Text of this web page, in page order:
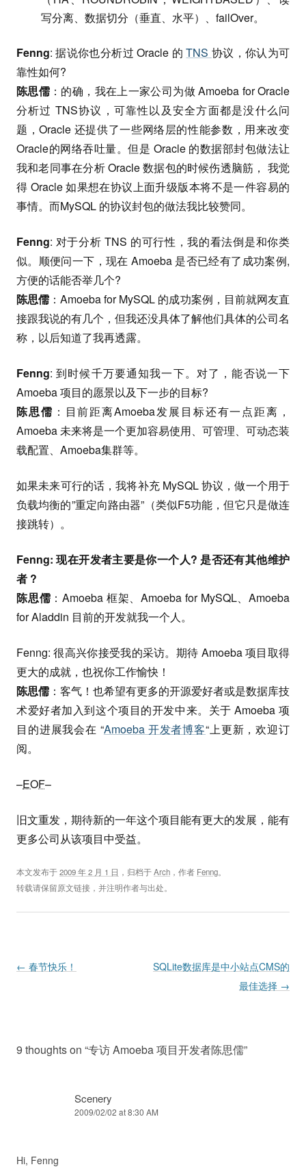
写分离、数据切分（垂直、水平）、failOver。
Fenng: 据说你也分析过 Oracle 的TNS 协议，你认为可
靠性如何?
陈思儒 ：的确，我在上一家公司为做 Amoeba for Oracle
分析过 TNS协议，可靠性以及安全方面都是没什么问
题，Oracle 还提供了一些网络层的性能参数，用来改变
Oracle的网络吞吐量。但是 Oracle 的数据部封包做法让
我和老同事在分析 Oracle 数据包的时候伤透脑筋， 我觉
得 Oracle 如果想在协议上面升级版本将不是一件容易的
事情。而MySQL 的协议封包的做法我比较赞同。
Fenng: 对于分析 TNS 的可行性，我的看法倒是和你类
似。顺便问一下，现在 Amoeba 是否已经有了成功案例,
方便的话能否举几个?
陈思儒 ：Amoeba for MySQL 的成功案例，目前就网友直
接跟我说的有几个，但我还没具体了解他们具体的公司名
称，以后知道了我再透露。
Fenng: 到时候千万要通知我一下。对了，能否说一下
Amoeba 项目的愿景以及下一步的目标?
陈思儒 ：目前距离Amoeba发展目标还有一点距离，
Amoeba 未来将是一个更加容易使用、可管理、可动态装
载配置、Amoeba集群等。
如果未来可行的话，我将补充 MySQL 协议，做一个用于
负载均衡的”重定向路由器”（类似F5功能，但它只是做连
接跳转）。
Fenng: 现在开发者主要是你一个人? 是否还有其他维护
者 ?
陈思儒 ：Amoeba 框架、Amoeba for MySQL、Amoeba
for Aladdin 目前的开发就我一个人。
Fenng: 很高兴你接受我的采访。期待 Amoeba 项目取得
更大的成就，也祝你工作愉快！
陈思儒 ：客气！也希望有更多的开源爱好者或是数据库技
术爱好者加入到这个项目的开发中来。关于 Amoeba 项
目的进展我会在 “Amoeba 开发者博客“上更新，欢迎订
阅。
–EOF–
旧文重发，期待新的一年这个项目能有更大的发展，能有
更多公司从该项目中受益。
本文发布于2009 年 2 月 1 日 ，归档于Arch ，作者 Fenng。
转载请保留原文链接，并注明作者与出处。
Post navigation
← 春节快乐！
SQLite数据库是中小站点CMS的
最佳选择 →
9 thoughts on “专访 Amoeba 项目开发者陈思儒”
Scenery
2009/02/02 at 8:30 AM
Hi, Fenng